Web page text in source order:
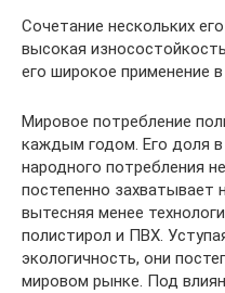
Сочетание нескольких
высокая
его широкое применение
Мировое потребление
каждым годом. Его доля
народного потребления
постепенно захватывает
вытесняя менее
полистирол и ПВХ.
экологичность, они
мировом рынке. Под